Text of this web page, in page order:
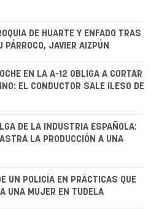
DE HUARTE Y ENFADO TRAS
JAVIER AIZPÚN
EN LA A-12 OBLIGA A CORTAR
EL CONDUCTOR SALE ILESO DE
DE LA INDUSTRIA ESPAÑOLA:
LA PRODUCCIÓN A UNA
UN POLICÍA EN PRÁCTICAS QUE
UNA MUJER EN TUDELA